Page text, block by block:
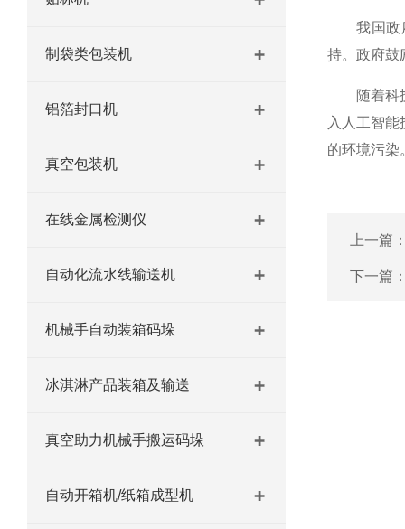
我国政府
持。政府鼓
随着科技
入人工智
的环境污染
上一篇
下一篇
制袋类包装机
铝箔封口机
真空包装机
在线金属检测仪
自动化流水线输送机
机械手自动装箱码垛
冰淇淋产品装箱及输送
真空助力机械手搬运码垛
自动开箱机/纸箱成型机